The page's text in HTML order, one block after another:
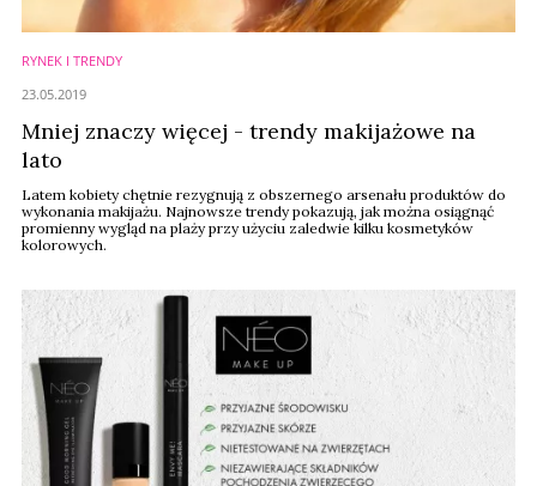
RYNEK I TRENDY
Mniej znaczy więcej - trendy makijażowe na
lato
Latem kobiety chętnie rezygnują z obszernego arsenału produktów do
wykonania makijażu. Najnowsze trendy pokazują, jak można osiągnąć
promienny wygląd na plaży przy użyciu zaledwie kilku kosmetyków
kolorowych.
23.05.2019